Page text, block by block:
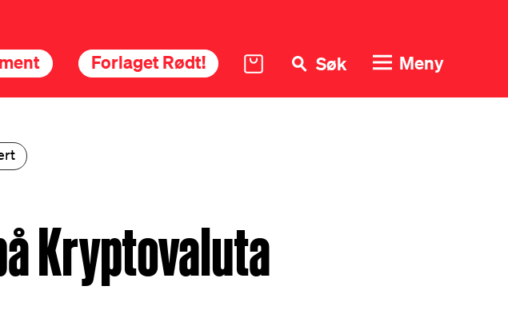
Forlaget Rødt! Søk Meny
Kryptovaluta